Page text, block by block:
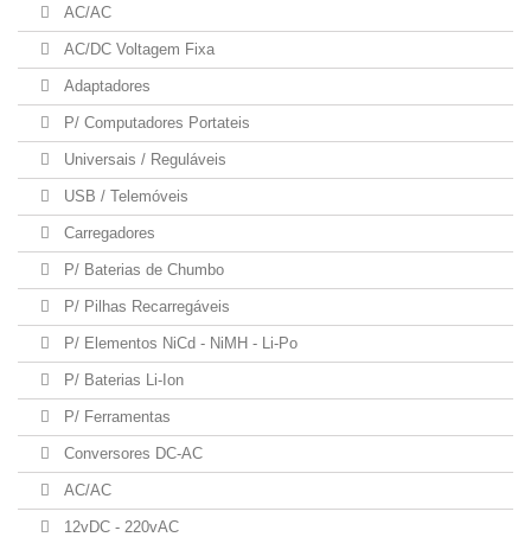
AC/AC
AC/DC Voltagem Fixa
Adaptadores
P/ Computadores Portateis
Universais / Reguláveis
USB / Telemóveis
Carregadores
P/ Baterias de Chumbo
P/ Pilhas Recarregáveis
P/ Elementos NiCd - NiMH - Li-Po
P/ Baterias Li-Ion
P/ Ferramentas
Conversores DC-AC
AC/AC
12vDC - 220vAC